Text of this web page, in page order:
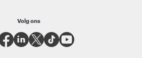
Volg ons